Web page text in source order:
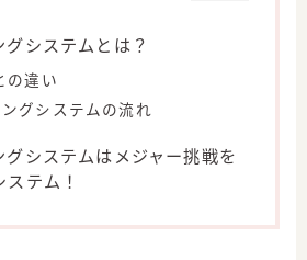
グシステムとは？
の違い
グシステムの流れ
グシステムはメジャー挑戦を
テム！